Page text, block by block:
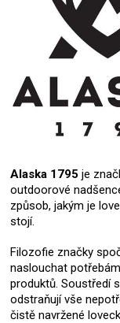
Alaska 1795 je
outdoorové
způsob, jakým je
stojí.
Filozofie značky
naslouchat
produktů. Soustředí
odstraňují vše
čistě navržené